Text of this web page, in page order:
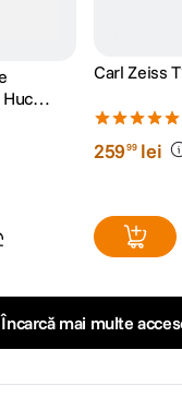
Carl Zeiss
25999 lei
Încarcă mai multe